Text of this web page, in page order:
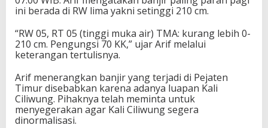
ini berada di RW lima yakni setinggi 210 cm.
“RW 05, RT 05 (tinggi muka air) TMA: kurang lebih 0-
210 cm. Pengungsi 70 KK,” ujar Arif melalui
keterangan tertulisnya.
Arif menerangkan banjir yang terjadi di Pejaten
Timur disebabkan karena adanya luapan Kali
Ciliwung. Pihaknya telah meminta untuk
menyegerakan agar Kali Ciliwung segera
dinormalisasi.